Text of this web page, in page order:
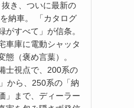
き、ついに最新の
納車。 「カタログ
がすべて」が信条。
車庫に電動シャッタ
態（褒め言葉）。
士視点で、200系の
から、250系の「納
」まで、ディーラー